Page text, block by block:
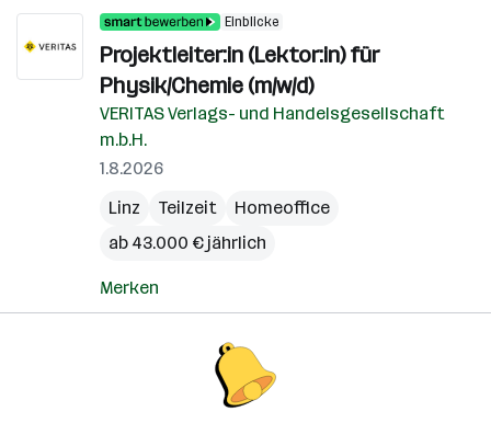
Oberösterreich
Einblicke
Projektleiter:in (Lektor:in) für
Physik/Chemie (m/w/d)
VERITAS Verlags- und Handelsgesellschaft
m.b.H.
1.8.2026
Linz
Teilzeit
Homeoffice
ab 43.000 € jährlich
Merken